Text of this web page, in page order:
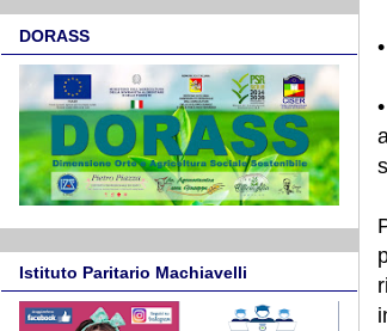
DORASS
Istituto Paritario Machiavelli